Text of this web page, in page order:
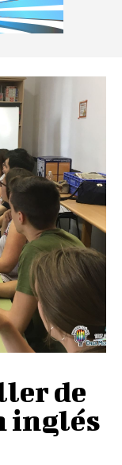
de
inglés